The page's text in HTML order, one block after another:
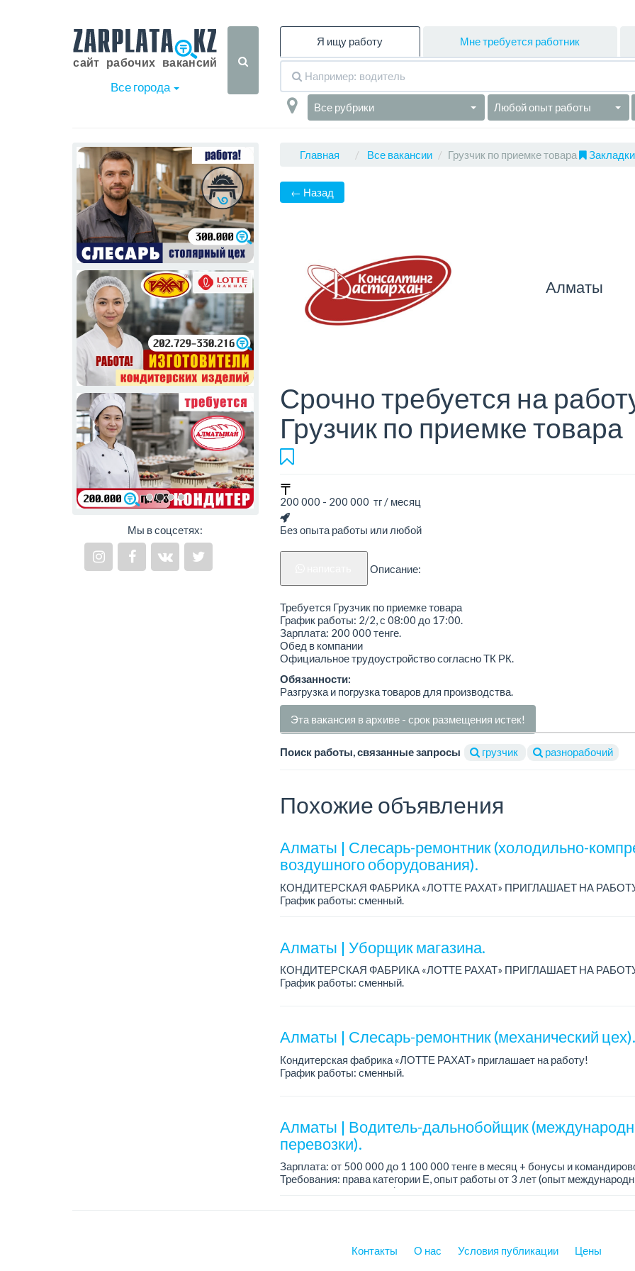
Все города
Я ищу работу Мне требуется работник
Все рубрики Любой опыт работы
Мы в соцсетях:
Главная Все вакансии Грузчик по приемке товара
← Назад
Алматы
Срочно требуется на
Грузчик по приемке товара
200 000 - 200 000 тг / месяц
Без опыта работы или любой
Описание:
Требуется Грузчик по приемке товара
График работы: 2/2, с 08:00 до 17:00.
Зарплата: 200 000 тенге.
Обед в компании
Официальное трудоустройство согласно ТК РК.
Обязанности:
Разгрузка и погрузка товаров для производства.
Эта вакансия в архиве - срок размещения истек!
Поиск работы, связанные запросы грузчик разнорабочий
Похожие объявления
Алматы | Слесарь-ремонтник (холодильно-
воздушного оборудования).
КОНДИТЕРСКАЯ ФАБРИКА «ЛОТТЕ РАХАТ» ПРИГЛАШАЕТ НА
График работы: сменный.
Алматы | Уборщик магазина.
КОНДИТЕРСКАЯ ФАБРИКА «ЛОТТЕ РАХАТ» ПРИГЛАШАЕТ НА
График работы: сменный.
Алматы | Слесарь-ремонтник (механический цех).
Кондитерская фабрика «ЛОТТЕ РАХАТ» приглашает на работу!
График работы: сменный.
Алматы | Водитель-дальнобойщик
перевозки).
Зарплата: от 500 000 до 1 100 000 тенге в месяц + бонусы и
Требования: права категории Е, опыт работы от 3 лет (опыт
плюс, но не обязателен), ответстве...
Контакты О нас Условия публикации Цены